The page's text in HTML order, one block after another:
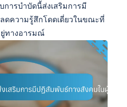
การบำบัดนี้ส่งเสริมการมี
ดความรู้สึกโดดเดี่ยวในขณะที่
ยู่ทางอารมณ์